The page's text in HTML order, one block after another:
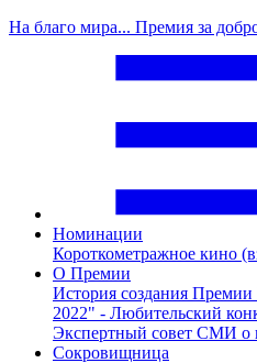
На благо мира... Премия за
Номинации
Короткометражное кино
О Премии
История создания Премии
2022" - Любительский
Экспертный совет СМИ о
Сокровищница